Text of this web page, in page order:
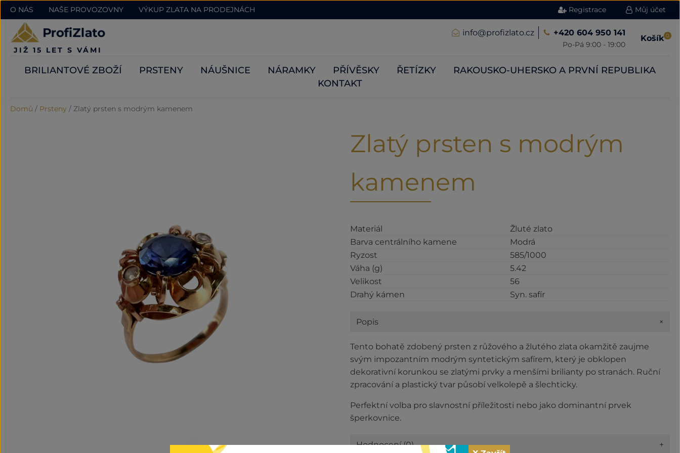
O NÁS NAŠE PROVOZOVNY VÝKUP ZLATA NA PRODEJNÁCH Registrace Můj účet
JIŽ 15 LET S VÁMI
info@profizlato.cz +420 604 950 141
Po-Pá 9:00 - 19:00
Košík 0
BRILIANTOVÉ ZBOŽÍ PRSTENY NÁUŠNICE NÁRAMKY PŘÍVĚSKY ŘETÍZKY
RAKOUSKO-UHERSKO A PRVNÍ REPUBLIKA
KONTAKT
Domů / Prsteny / Zlatý prsten s modrým kamenem
Zlatý prsten s modrým
kamenem
Materiál
Žluté zlato
Barva centrálního kamene
Modrá
Ryzost
585/1000
Váha (g)
5.42
Velikost
56
Drahý kámen
Syn. safír
Popis +
Tento bohatě zdobený prsten z růžového a žlutého zlata okamžitě zaujme
svým impozantním modrým syntetickým safírem, který je obklopen
dekorativní korunkou se zlatými prvky a menšími brilianty po stranách. Ruční
zpracování a plastický tvar působí velkolepě a šlechticky.
Perfektní volba pro slavnostní příležitosti nebo jako dominantní prvek
šperkovnice.
Hodnocení (0) +